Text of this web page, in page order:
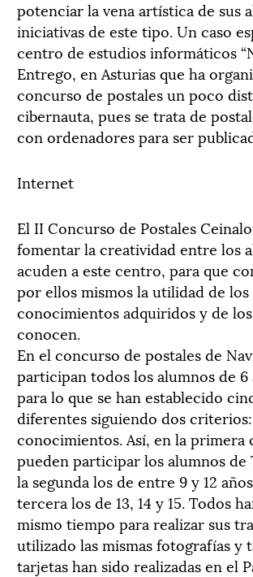
potenciar la vena artística de sus
iniciativas de este tipo. Un caso
centro de estudios informáticos
Entrego, en Asturias que ha
concurso de postales un poco
cibernauta, pues se trata de
con ordenadores para ser
Internet
El II Concurso de Postales
fomentar la creatividad entre los
acuden a este centro, para que
por ellos mismos la utilidad de los
conocimientos adquiridos y de
conocen.
En el concurso de postales de
participan todos los alumnos de 6
para lo que se han establecido
diferentes siguiendo dos
conocimientos. Así, en la primera
pueden participar los alumnos de
la segunda los de entre 9 y 12
tercera los de 13, 14 y 15. Todos
mismo tiempo para realizar sus
utilizado las mismas fotografías y
tarjetas han sido realizadas en el